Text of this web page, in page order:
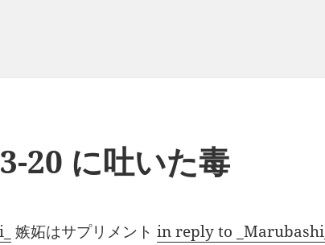
20 に吐いた毒
嫉妬はサプリメントin reply to _Marubashi_